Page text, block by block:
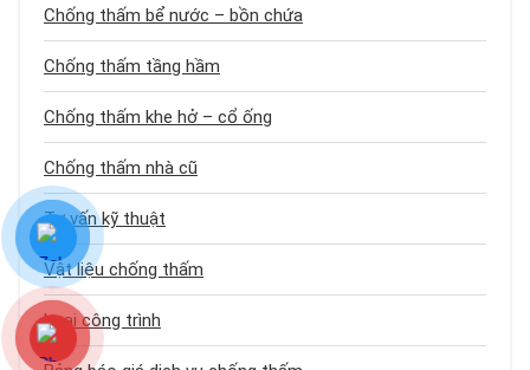
Chống thấm bể nước – bồn chứa
Chống thấm tầng hầm
Chống thấm khe hở – cổ ống
Chống thấm nhà cũ
Tư vấn kỹ thuật
Vật liệu chống thấm
Loại công trình